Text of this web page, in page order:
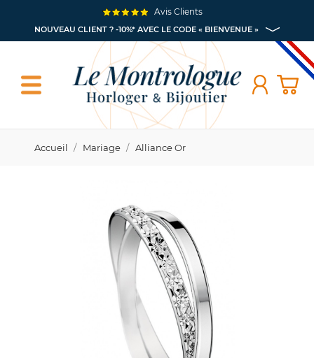
NOUVEAU CLIENT ? -10%* AVEC LE CODE « BIENVENUE »
Avis Clients
Accueil Mariage Alliance Or